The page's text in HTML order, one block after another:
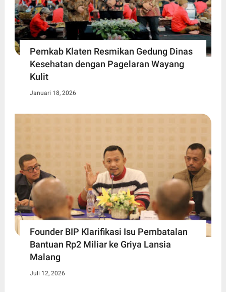
Pemkab Klaten Resmikan Gedung Dinas
Kesehatan dengan Pagelaran Wayang
Kulit
Januari 18, 2026
Founder BIP Klarifikasi Isu Pembatalan
Bantuan Rp2 Miliar ke Griya Lansia
Malang
Juli 12, 2026